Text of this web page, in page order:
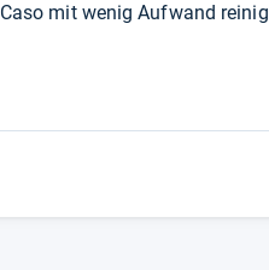
mit wenig Aufwand